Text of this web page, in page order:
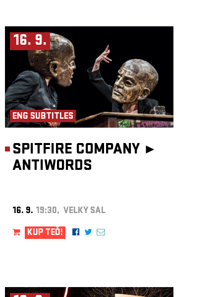
16. 9.
ENG SUBTITLES
SPITFIRE COMPANY ►
ANTIWORDS
16. 9. 19:30, VELKÝ SÁL
KUP TEĎ!